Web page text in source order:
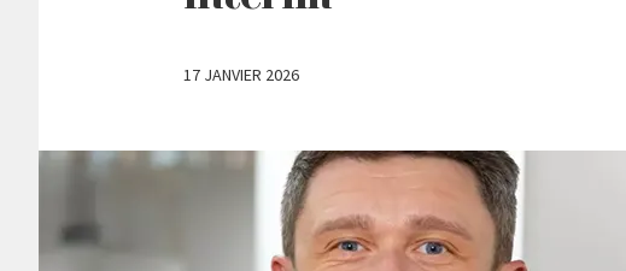
17 JANVIER 2026